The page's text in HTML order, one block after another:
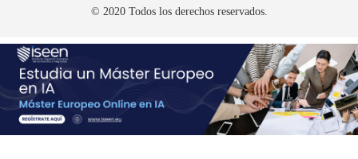
© 2020 Todos los derechos reservados.